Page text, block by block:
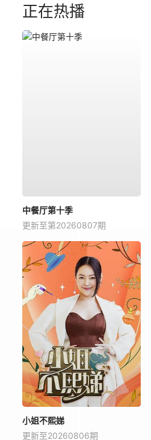
正在热播
中餐厅第十季
更新至第20260807期
小姐不熙娣
更新至20260806期